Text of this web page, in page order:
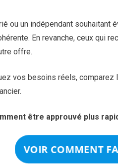
ou un indépendant
En revanche, ceux qui
offre.
vos besoins réels,
être approuvé plus
VOIR COMMENT